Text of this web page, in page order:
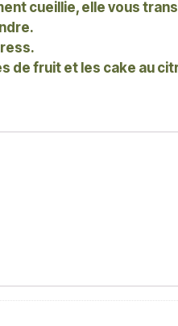
cueillie, elle vous
fruit et les cake au